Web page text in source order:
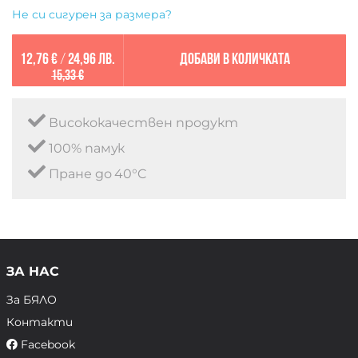
Не си сигурен за размера?
12,76 €/ 24,96 лв.
15,33 €
Добави в количката
Висококачествен продукт
100% памук
Пране до 40°C
ЗА НАС
За БЯЛО
Контакти
Facebook